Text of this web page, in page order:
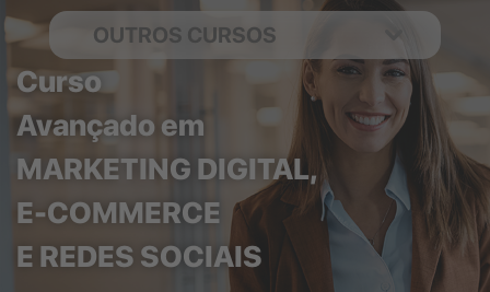
Curso
Avançado em
MARKETING DIGITAL,
E-COMMERCE
E REDES SOCIAIS
OUTROS CURSOS